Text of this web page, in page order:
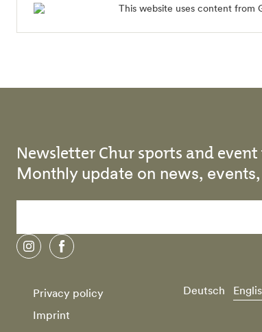
This website uses content from
Newsletter Chur sports and
Monthly update on news,
instagramfacebook
Privacy policy
Imprint
Deutsch